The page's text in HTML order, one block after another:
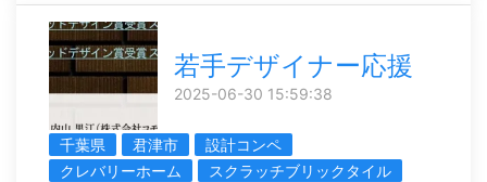
若手デザイナー応援
2025-06-30 15:59:38
千葉県 君津市
設計コンペ
クレバリーホーム
スクラッチブリックタイル